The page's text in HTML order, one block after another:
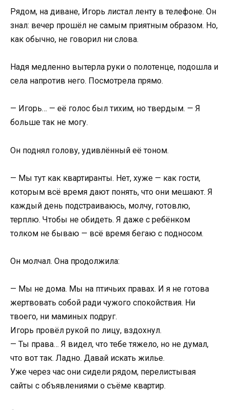
Рядом, на диване, Игорь листал ленту в телефоне. Он
знал: вечер прошёл не самым приятным образом. Но,
как обычно, не говорил ни слова.
Надя медленно вытерла руки о полотенце, подошла и
села напротив него. Посмотрела прямо.
— Игорь… — её голос был тихим, но твердым. — Я
больше так не могу.
Он поднял голову, удивлённый её тоном.
— Мы тут как квартиранты. Нет, хуже — как гости,
которым всё время дают понять, что они мешают. Я
каждый день подстраиваюсь, молчу, готовлю,
терплю. Чтобы не обидеть. Я даже с ребёнком
толком не бываю — всё время бегаю с подносом.
Он молчал. Она продолжила:
— Мы не дома. Мы на птичьих правах. И я не готова
жертвовать собой ради чужого спокойствия. Ни
твоего, ни маминых подруг.
Игорь провёл рукой по лицу, вздохнул.
— Ты права… Я видел, что тебе тяжело, но не думал,
что вот так. Ладно. Давай искать жилье.
Уже через час они сидели рядом, перелистывая
сайты с объявлениями о съёме квартир.